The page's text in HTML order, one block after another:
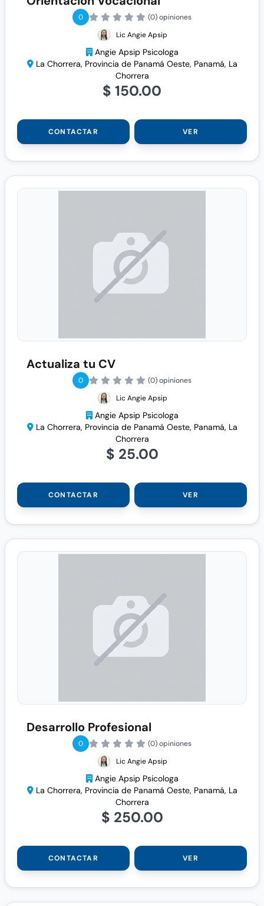
0
(0) opiniones
Lic Angie Apsip
Angie Apsip Psicologa
La Chorrera, Provincia de Panamá Oeste, Panamá, La
Chorrera
$ 150.00
CONTACTAR VER
Actualiza tu CV
0
(0) opiniones
Lic Angie Apsip
Angie Apsip Psicologa
La Chorrera, Provincia de Panamá Oeste, Panamá, La
Chorrera
$ 25.00
CONTACTAR VER
Desarrollo Profesional
0
(0) opiniones
Lic Angie Apsip
Angie Apsip Psicologa
La Chorrera, Provincia de Panamá Oeste, Panamá, La
Chorrera
$ 250.00
CONTACTAR VER